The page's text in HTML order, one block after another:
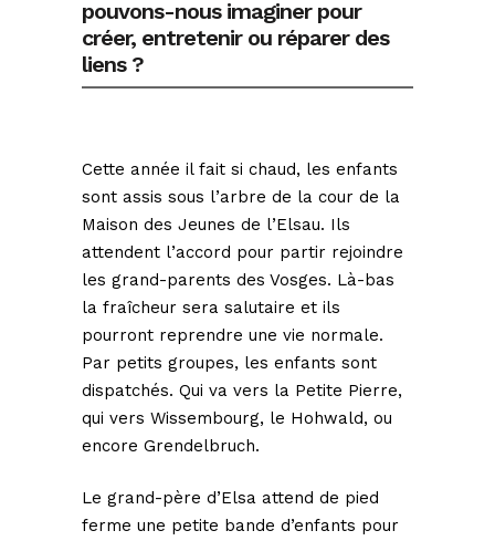
pouvons-nous imaginer pour
créer, entretenir ou réparer des
liens ?
Cette année il fait si chaud, les enfants
sont assis sous l’arbre de la cour de la
Maison des Jeunes de l’Elsau. Ils
attendent l’accord pour partir rejoindre
les grand-parents des Vosges. Là-bas
la fraîcheur sera salutaire et ils
pourront reprendre une vie normale.
Par petits groupes, les enfants sont
dispatchés. Qui va vers la Petite Pierre,
qui vers Wissembourg, le Hohwald, ou
encore Grendelbruch.
Le grand-père d’Elsa attend de pied
ferme une petite bande d’enfants pour